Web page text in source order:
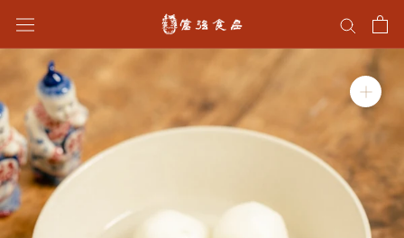
ッ
し
て
コ
ン
テ
ン
ツ